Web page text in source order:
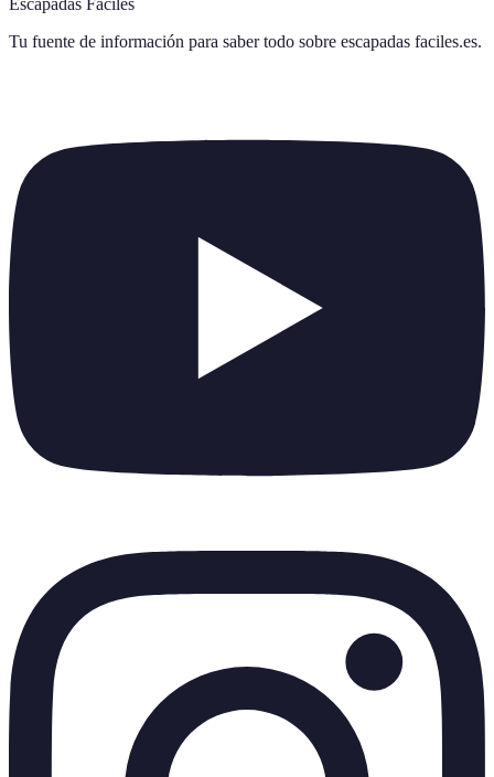
Escapadas Fáciles
Tu fuente de información para saber todo sobre escapadas faciles.es.